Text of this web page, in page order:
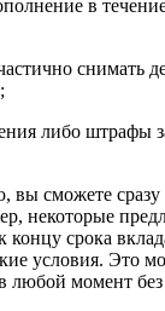
в
снимать
либо штрафы
сможете сразу
некоторые
концу срока
условия. Это
любой момент